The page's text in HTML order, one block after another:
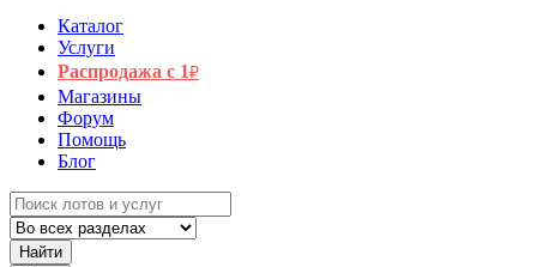
Каталог
Услуги
Распродажа с 1₽
Магазины
Форум
Помощь
Блог
Найти